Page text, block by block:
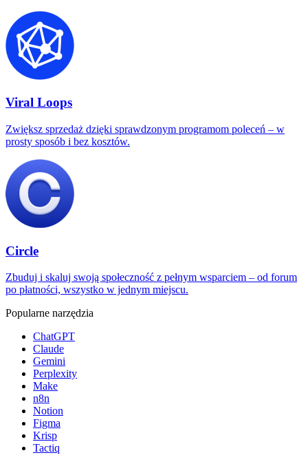
Viral Loops
Zwiększ sprzedaż dzięki sprawdzonym programom poleceń – w
prosty sposób i bez kosztów.
Circle
Zbuduj i skaluj swoją społeczność z pełnym wsparciem – od forum
po płatności, wszystko w jednym miejscu.
Popularne narzędzia
ChatGPT
Claude
Gemini
Perplexity
Make
n8n
Notion
Figma
Krisp
Tactiq